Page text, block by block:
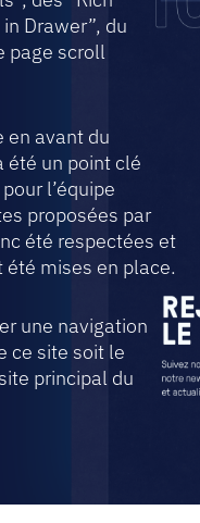
Drawer”, du
page scroll
en avant du
été un point clé
l’équipe
proposées par
été respectées et
mises en place.
une navigation
ce site soit le
principal du